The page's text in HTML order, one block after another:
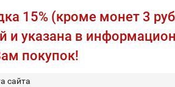
15% (кроме монет 3
и указана в
покупок!
сайта